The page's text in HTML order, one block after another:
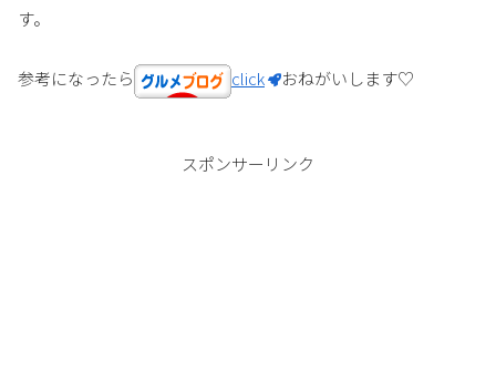
す。
参考になったら click おねがいします♡
スポンサーリンク